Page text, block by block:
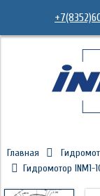
Главная
Гидромотор INM1-